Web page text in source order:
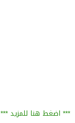
*** اضغط هنا للمزيد ***